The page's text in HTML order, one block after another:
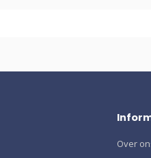
Over